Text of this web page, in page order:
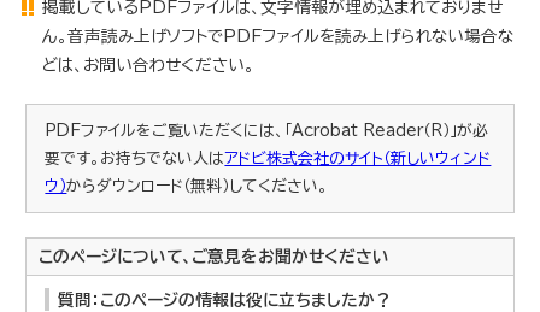
掲載しているPDFファイルは、文字情報が埋め込まれておりませ
ん。音声読み上げソフトでPDFファイルを読み上げられない場合な
どは、お問い合わせください。
PDFファイルをご覧いただくには、「Acrobat Reader（R）」が必
要です。お持ちでない人はアドビ株式会社のサイト（新しいウィンド
ウ）からダウンロード（無料）してください。
このページについて、ご意見をお聞かせください
質問：このページの情報は役に立ちましたか？